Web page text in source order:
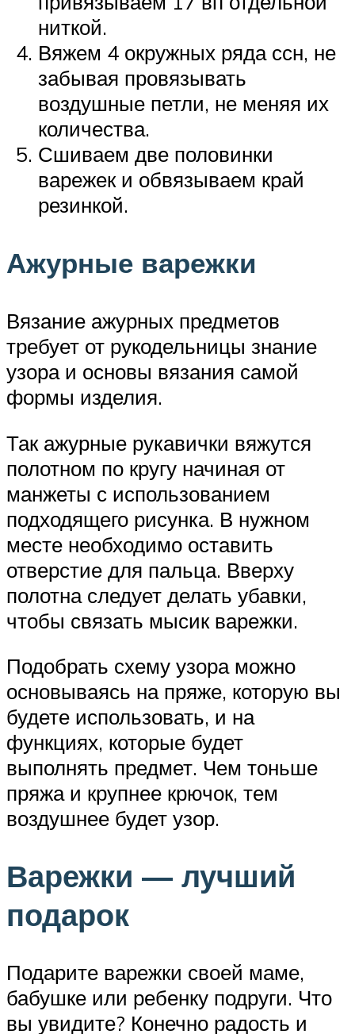
ниткой.
Вяжем 4 окружных ряда ссн, не
забывая провязывать
воздушные петли, не меняя их
количества.
Сшиваем две половинки
варежек и обвязываем край
резинкой.
Ажурные варежки
Вязание ажурных предметов
требует от рукодельницы знание
узора и основы вязания самой
формы изделия.
Так ажурные рукавички вяжутся
полотном по кругу начиная от
манжеты с использованием
подходящего рисунка. В нужном
месте необходимо оставить
отверстие для пальца. Вверху
полотна следует делать убавки,
чтобы связать мысик варежки.
Подобрать схему узора можно
основываясь на пряже, которую вы
будете использовать, и на
функциях, которые будет
выполнять предмет. Чем тоньше
пряжа и крупнее крючок, тем
воздушнее будет узор.
Варежки — лучший
подарок
Подарите варежки своей маме,
бабушке или ребенку подруги. Что
вы увидите? Конечно радость и